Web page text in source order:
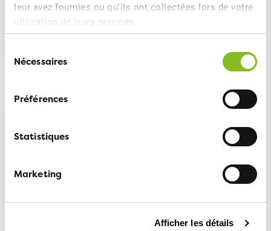
leur avez fournies ou qu'ils ont collectées lors de votre
utilisation de leurs services.
Nécessaires
Préférences
Statistiques
Marketing
Afficher les détails
En route avec la voiture